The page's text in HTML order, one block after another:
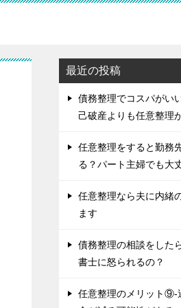
最近の投稿
債務整理でコスパがい
己破産よりも任意整理
任意整理をすると勤務
る？パート主婦でも大
任意整理なら夫に内緒
ます
債務整理の相談をした
書士に怒られるの？
任意整理のメリット⑨-